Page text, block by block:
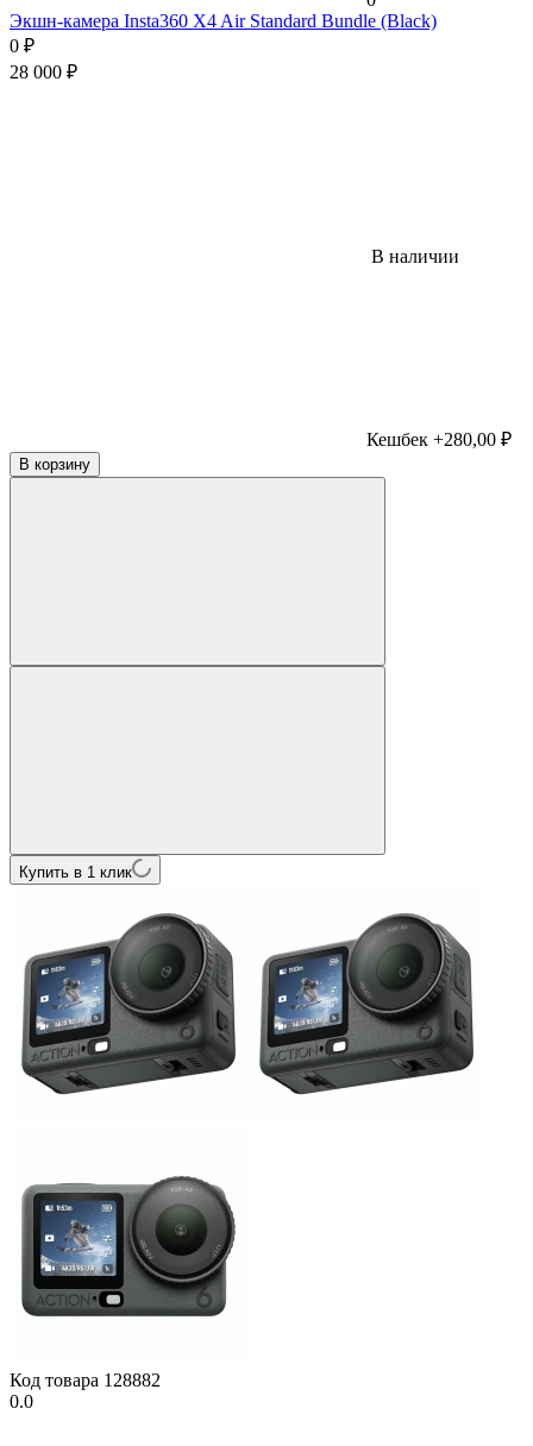
Экшн-камера Insta360 X4 Air Standard Bundle (Black)
0 ₽
28 000 ₽
В наличии
Кешбек +280,00 ₽
В корзину
Купить в 1 клик
Код товара 128882
0.0